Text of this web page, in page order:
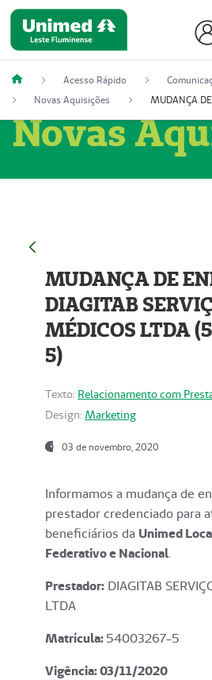
Acesso Rápido
Novas Aquisições
Novas
MUDANÇA DE
DIAGITAB
MÉDICOS LTDA
5)
Texto: Relacionamento com
Design: Marketing
03 de novembro, 2020
Informamos a mudança de
prestador credenciado para
beneficiários da Unimed
Federativo e Nacional.
Prestador: DIAGITAB
LTDA
Matrícula:54003267-5
Vigência: 03/11/2020